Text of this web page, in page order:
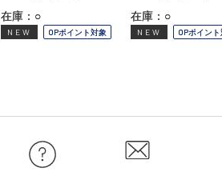
在庫：○
NEW OPポイント対象
在庫：○
NEW OPポイン